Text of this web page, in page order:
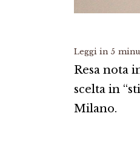
Leggi in 5
Resa nota
scelta in
Milano.